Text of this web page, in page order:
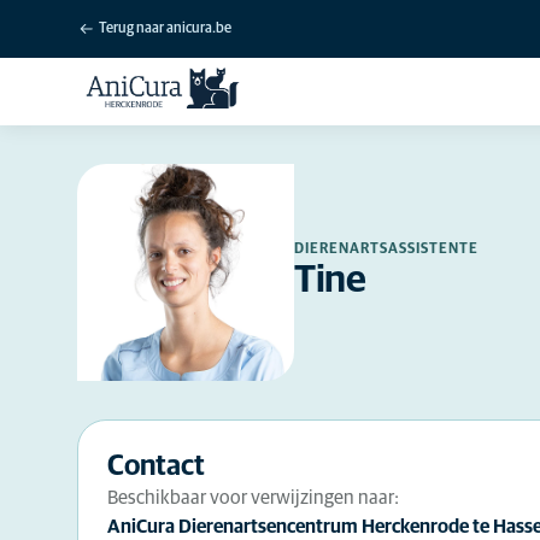
Terug naar anicura.be
DIERENARTSASSISTENTE
Tine
Contact
Beschikbaar voor verwijzingen naar:
AniCura Dierenartsencentrum Herckenrode te